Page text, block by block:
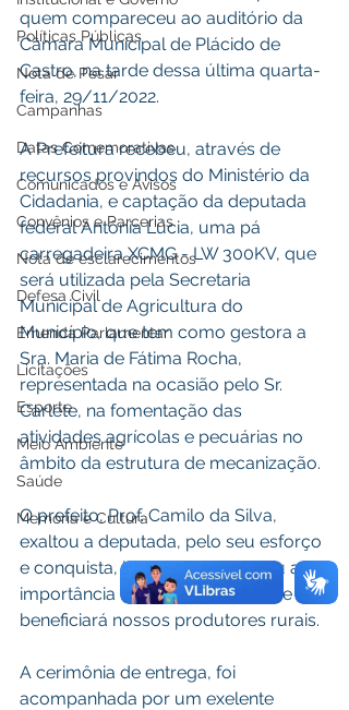
Políticas Públicas
Nota de Pesar
Campanhas
Datas Comemorativas
Comunicados e Avisos
Convênios e Parcerias
Nota de esclarecimentos
Defesa Civil
Emenda Parlamentar
Licitações
Esporte
Meio Ambiente
Saúde
Memória e Cultura
quem compareceu ao auditório da
Câmara Municipal de Plácido de
Castro, na tarde dessa última quarta-
feira, 29/11/2022.
A Prefeitura recebeu, através de
recursos provindos do Ministério da
Cidadania, e captação da deputada
federal Antônia Lúcia, uma pá
carregadeira XCMG - LW 300KV, que
será utilizada pela Secretaria
Municipal de Agricultura do
Município, que tem como gestora a
Sra. Maria de Fátima Rocha,
representada na ocasião pelo Sr.
Carlete, na fomentação das
atividades agrícolas e pecuárias no
âmbito da estrutura de mecanização.
O prefeito, Prof. Camilo da Silva,
exaltou a deputada, pelo seu esforço
e conquista, bem como pontuou a
importância dessa conquista, que
beneficiará nossos produtores rurais.
A cerimônia de entrega, foi
acompanhada por um exelente